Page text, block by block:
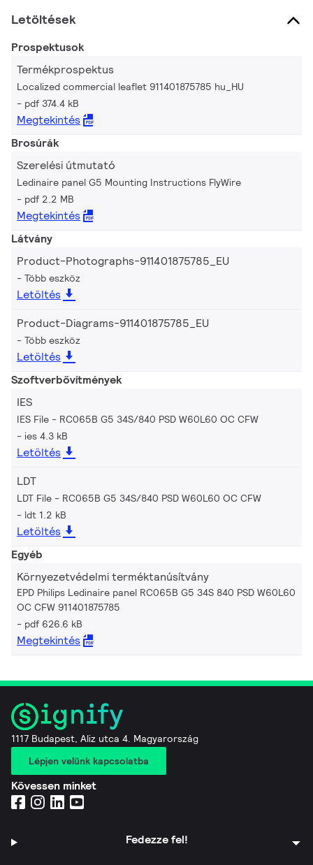
Letöltések
Prospektusok
Termékprospektus
Localized commercial leaflet 911401875785 hu_HU
pdf 374.4 kB
Megtekintés
Brosúrák
Szerelési útmutató
Ledinaire panel G5 Mounting Instructions FlyWire
pdf 2.2 MB
Megtekintés
Látvány
Product-Photographs-911401875785_EU
Több eszköz
Letöltés
Product-Diagrams-911401875785_EU
Több eszköz
Letöltés
Szoftverbővítmények
IES
IES File - RC065B G5 34S/840 PSD W60L60 OC CFW
ies 4.3 kB
Letöltés
LDT
LDT File - RC065B G5 34S/840 PSD W60L60 OC CFW
ldt 1.2 kB
Letöltés
Egyéb
Környezetvédelmi terméktanúsítvány
EPD Philips Ledinaire panel RC065B G5 34S 840 PSD W60L60
OC CFW 911401875785
pdf 626.6 kB
Megtekintés
1117 Budapest, Aliz utca 4. Magyarország
Lépjen velünk kapcsolatba
Kövessen minket
Fedezze fel!